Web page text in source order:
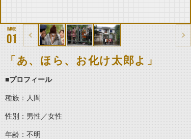
01
「あ、ほら、お化け太郎よ」
■プロフィール
種族：人間
性別：男性／女性
年齢：不明